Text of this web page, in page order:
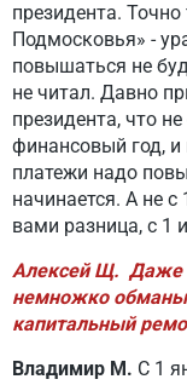
президента.
Подмосковья» -
повышаться не
не читал. Давно
президента, что
финансовый год,
платежи надо
начинается. А не
вами разница, с 1
Алексей Щ. Даже
немножко
капитальный
Владимир М. С 1